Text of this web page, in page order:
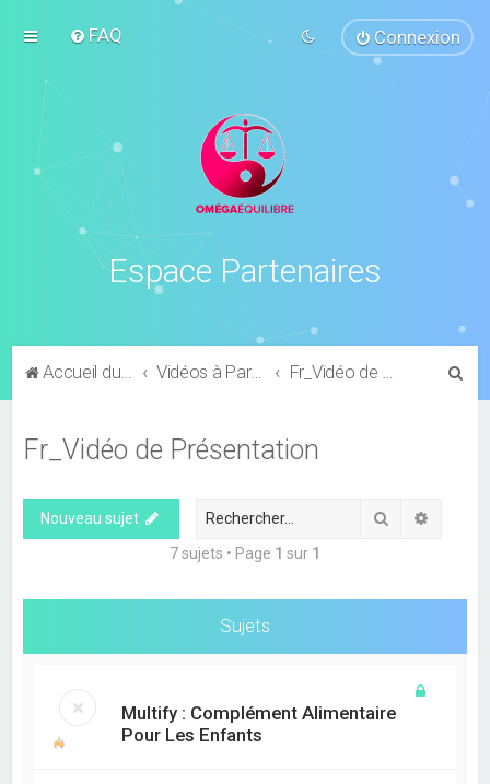
FAQ Connexion
Espace Partenaires
Accueil du forum Vidéos à Partager Fr_Vidéo de Présentation
Fr_Vidéo de Présentation
Nouveau sujet Rechercher
7 sujets • Page 1 sur 1
Sujets
Multify : Complément Alimentaire
Pour Les Enfants